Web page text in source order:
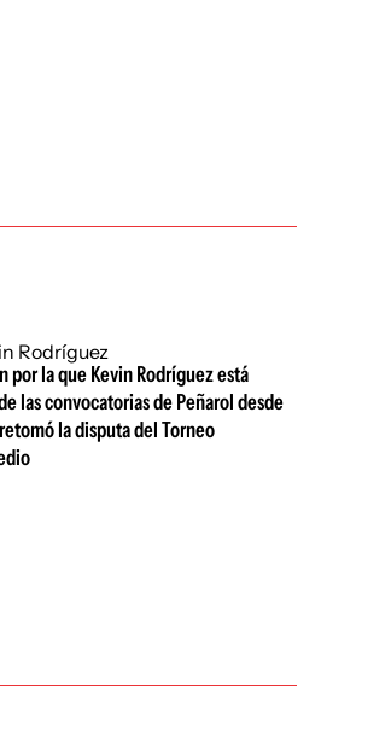
por la que Kevin Rodríguez está
las convocatorias de Peñarol desde
la disputa del Torneo